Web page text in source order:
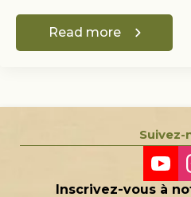
Read more
Suivez-
Inscrivez-vous à